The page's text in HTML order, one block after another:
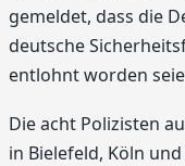
gemeldet, dass die
deutsche
entlohnt worden
Die acht Polizisten
in Bielefeld, Köln